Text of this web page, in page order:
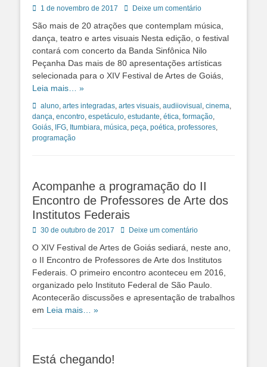
Posted
1 de novembro de 2017 Deixe um comentário
São mais de 20 atrações que contemplam música,
dança, teatro e artes visuais Nesta edição, o festival
contará com concerto da Banda Sinfônica Nilo
Peçanha Das mais de 80 apresentações artísticas
selecionada para o XIV Festival de Artes de Goiás,
Leia mais… »
Tags:aluno, artes integradas, artes visuais, audiiovisual, cinema,
dança, encontro, espetáculo, estudante, ética, formação,
Goiás, IFG, Itumbiara, música, peça, poética, professores,
programação
Acompanhe a programação do II
Encontro de Professores de Arte dos
Institutos Federais
Posted
30 de outubro de 2017 Deixe um comentário
O XIV Festival de Artes de Goiás sediará, neste ano,
o II Encontro de Professores de Arte dos Institutos
Federais. O primeiro encontro aconteceu em 2016,
organizado pelo Instituto Federal de São Paulo.
Acontecerão discussões e apresentação de trabalhos
em Leia mais… »
Está chegando!